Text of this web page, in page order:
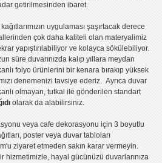
getirilmesinden ibaret.
uygulamasışaşırtacak derece
çok daha kaliteli olanmateryalimiz
yapıştırılabiliyor ve kolayca sökülebiliyor.
süre duvarınızda kalıp yıllara meydan
folyoürünlerini bir kenara bırakıp yüksek
ı denemenizi tavsiye ederiz. Ayrıca duvar
olmayan, tutkal ile gönderilen standart
olarak da alabilirsiniz.
veyacafe dekorasyonu için3 boyutlu
, posterveya duvar tabloları
ziyaret etmeden sakın karar vermeyin.
hizmetimizle, hayal gücünüzü duvarlarınıza